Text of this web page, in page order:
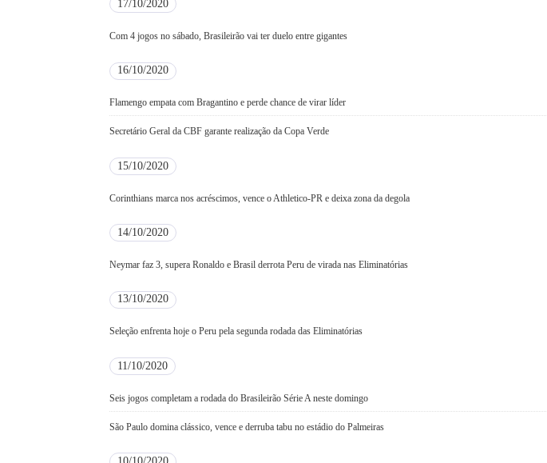
17/10/2020
Com 4 jogos no sábado, Brasileirão vai ter duelo entre gigantes
16/10/2020
Flamengo empata com Bragantino e perde chance de virar líder
Secretário Geral da CBF garante realização da Copa Verde
15/10/2020
Corinthians marca nos acréscimos, vence o Athletico-PR e deixa zona da degola
14/10/2020
Neymar faz 3, supera Ronaldo e Brasil derrota Peru de virada nas Eliminatórias
13/10/2020
Seleção enfrenta hoje o Peru pela segunda rodada das Eliminatórias
11/10/2020
Seis jogos completam a rodada do Brasileirão Série A neste domingo
São Paulo domina clássico, vence e derruba tabu no estádio do Palmeiras